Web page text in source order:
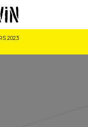
2023